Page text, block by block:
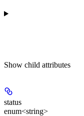
Show child attributes
status
enum<string>